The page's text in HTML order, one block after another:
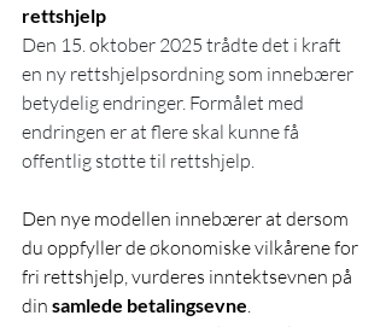
rettshjelp
Den 15. oktober 2025 trådte det i kraft
en ny rettshjelpsordning som innebærer
betydelig endringer. Formålet med
endringen er at flere skal kunne få
offentlig støtte til rettshjelp.
Den nye modellen innebærer at dersom
du oppfyller de økonomiske vilkårene for
fri rettshjelp, vurderes inntektsevnen på
din samlede betalingsevne.